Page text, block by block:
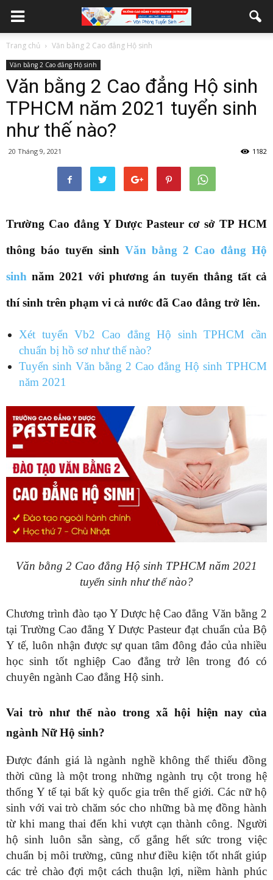
Trang chủ Văn bằng 2 Cao đẳng Hộ sinh
Văn bằng 2 Cao đẳng Hộ sinh
Văn bằng 2 Cao đẳng Hộ sinh
TPHCM năm 2021 tuyển sinh
như thế nào?
20 Tháng 9, 2021 1182
Trường Cao đẳng Y Dược Pasteur cơ sở TP HCM
thông báo tuyển sinh Văn bằng 2 Cao đẳng Hộ
sinh năm 2021 với phương án tuyển thẳng tất cả
thí sinh trên phạm vi cả nước đã Cao đẳng trở lên.
Xét tuyển Vb2 Cao đẳng Hộ sinh TPHCM cần
chuẩn bị hồ sơ như thế nào?
Tuyển sinh Văn bằng 2 Cao đẳng Hộ sinh TPHCM
năm 2021
Văn bằng 2 Cao đẳng Hộ sinh TPHCM năm 2021
tuyển sinh như thế nào?
Chương trình đào tạo Y Dược hệ Cao đẳng Văn bằng 2
tại Trường Cao đẳng Y Dược Pasteur đạt chuẩn của Bộ
Y tế, luôn nhận được sự quan tâm đông đảo của nhiều
học sinh tốt nghiệp Cao đẳng trở lên trong đó có
chuyên ngành Cao đẳng Hộ sinh.
Vai trò như thế nào trong xã hội hiện nay của
ngành Nữ Hộ sinh?
Được đánh giá là ngành nghề không thể thiếu đồng
thời cũng là một trong những ngành trụ cột trong hệ
thống Y tế tại bất kỳ quốc gia trên thế giới. Các nữ hộ
sinh với vai trò chăm sóc cho những bà mẹ đồng hành
từ khi mang thai đến khi vượt cạn thành công. Người
hộ sinh luôn sẵn sàng, cố gắng hết sức trong việc
chuẩn bị môi trường, cũng như điều kiện tốt nhất giúp
các trẻ chào đợi một cách thuận lợi, niềm hành phúc